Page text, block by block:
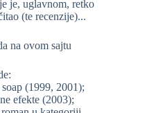
je, uglavnom, retko
(te recenzije)...
na ovom sajtu
(1999, 2001);
efekte (2003);